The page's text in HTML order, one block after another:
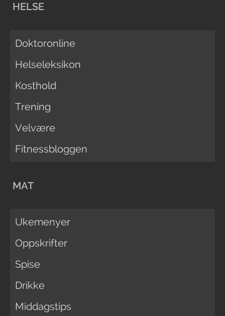
HELSE
Doktoronline
Helseleksikon
Kosthold
Trening
Velvære
Fitnessbloggen
MAT
Ukemenyer
Oppskrifter
Spise
Drikke
Middagstips